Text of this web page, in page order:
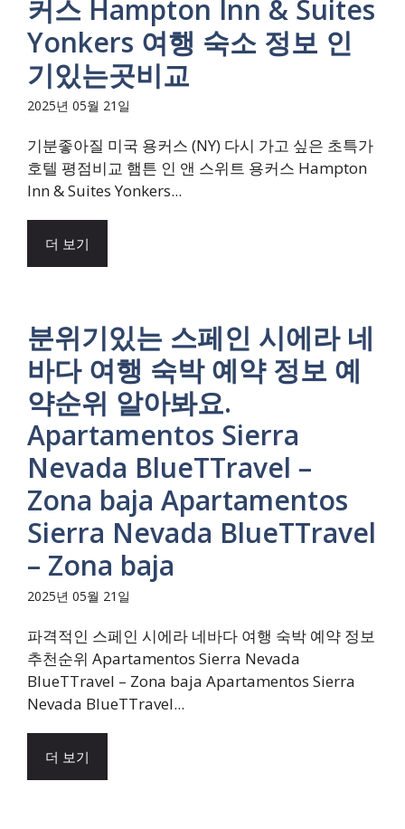
커스 Hampton Inn & Suites
Yonkers 여행 숙소 정보 인
기있는곳비교
2025년 05월 21일
기분좋아질 미국 용커스 (NY) 다시 가고 싶은 초특가
호텔 평점비교 햄튼 인 앤 스위트 용커스 Hampton
Inn & Suites Yonkers...
더 보기
분위기있는 스페인 시에라 네
바다 여행 숙박 예약 정보 예
약순위 알아봐요.
Apartamentos Sierra
Nevada BlueTTravel –
Zona baja Apartamentos
Sierra Nevada BlueTTravel
– Zona baja
2025년 05월 21일
파격적인 스페인 시에라 네바다 여행 숙박 예약 정보
추천순위 Apartamentos Sierra Nevada
BlueTTravel – Zona baja Apartamentos Sierra
Nevada BlueTTravel...
더 보기